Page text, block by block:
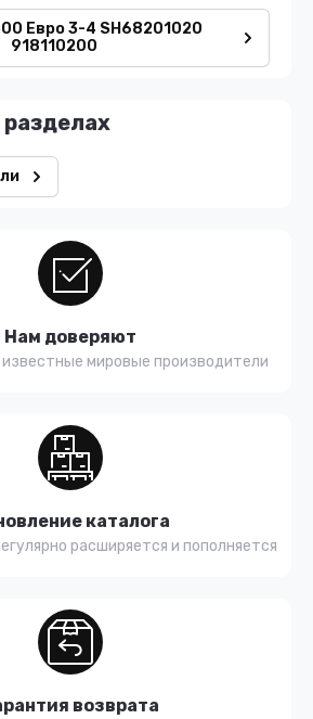
Евро 3-4 SH68201020
918110200
разделах
Нам доверяют
мировые производители
каталога
расширяется и пополняется
возврата